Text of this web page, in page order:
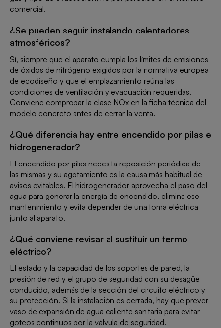
comercial.
¿Se pueden seguir instalando calentadores
atmosféricos?
Sí, siempre que el aparato cumpla los límites de emisiones
de óxidos de nitrógeno exigidos por la normativa europea
de ecodiseño y que el emplazamiento reúna las
condiciones de ventilación y evacuación requeridas.
Conviene comprobar la clase NOx en la ficha técnica del
modelo concreto antes de cerrar la venta.
¿Qué diferencia hay entre encendido por pilas e
hidrogenerador?
El encendido por pilas necesita reposición periódica de
las mismas y su agotamiento es la causa más habitual de
avisos evitables. El hidrogenerador aprovecha el paso del
agua para generar la energía de encendido, elimina ese
mantenimiento y evita depender de una toma eléctrica
junto al aparato.
¿Qué conviene revisar al sustituir un termo
eléctrico?
El estado y la capacidad de los soportes de pared, la
presión de red y el grupo de seguridad con su desagüe
conducido, además de la sección del circuito eléctrico y
su protección. Si la instalación es cerrada, hay que prever
vaso de expansión de agua caliente sanitaria para evitar
goteos continuos por la válvula de seguridad.